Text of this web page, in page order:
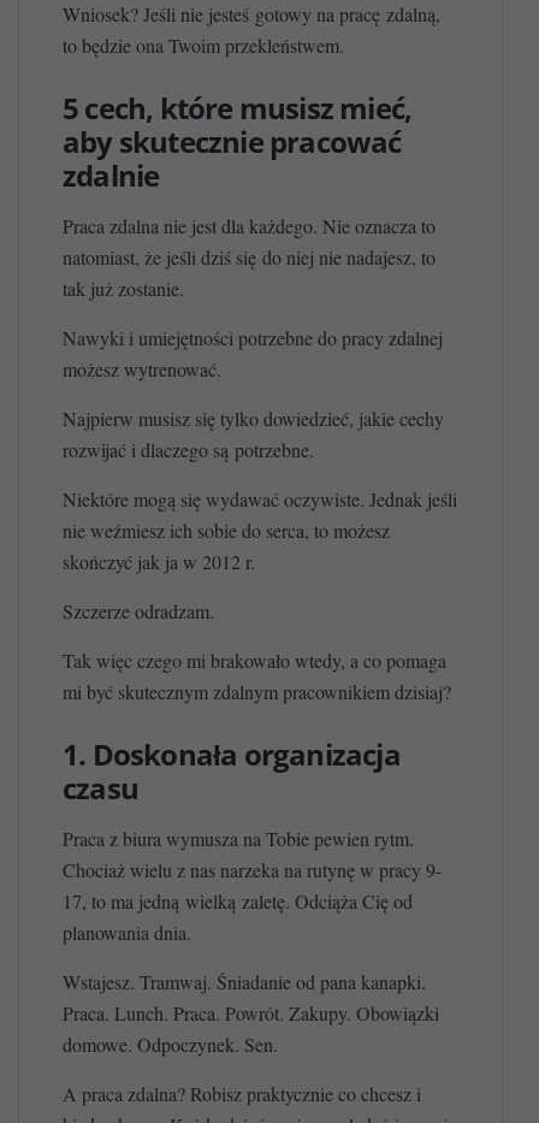
Wniosek? Jeśli nie jesteś gotowy na pracę zdalną,
to będzie ona Twoim przekleństwem.
5 cech, które musisz mieć,
aby skutecznie pracować
zdalnie
Praca zdalna nie jest dla każdego. Nie oznacza to
natomiast, że jeśli dziś się do niej nie nadajesz, to
tak już zostanie.
Nawyki i umiejętności potrzebne do pracy zdalnej
możesz wytrenować.
Najpierw musisz się tylko dowiedzieć, jakie cechy
rozwijać i dlaczego są potrzebne.
Niektóre mogą się wydawać oczywiste. Jednak jeśli
nie weźmiesz ich sobie do serca, to możesz
skończyć jak ja w 2012 r.
Szczerze odradzam.
Tak więc czego mi brakowało wtedy, a co pomaga
mi być skutecznym zdalnym pracownikiem dzisiaj?
1. Doskonała organizacja
czasu
Praca z biura wymusza na Tobie pewien rytm.
Chociaż wielu z nas narzeka na rutynę w pracy 9-
17, to ma jedną wielką zaletę. Odciąża Cię od
planowania dnia.
Wstajesz. Tramwaj. Śniadanie od pana kanapki.
Praca. Lunch. Praca. Powrót. Zakupy. Obowiązki
domowe. Odpoczynek. Sen.
A praca zdalna? Robisz praktycznie co chcesz i